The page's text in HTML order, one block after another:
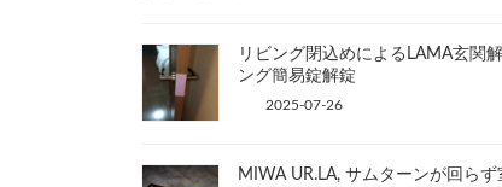
リビング閉込めによるLAMA玄関
ング簡易錠解錠
2025-07-26
MIWA UR.LA, サムターンが回らず